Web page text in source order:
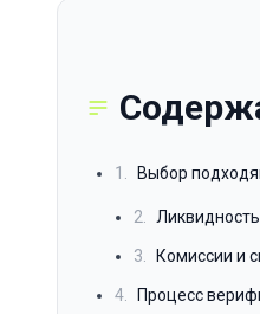
1. Выбор
2.
3. Комиссии и
4. Процесс